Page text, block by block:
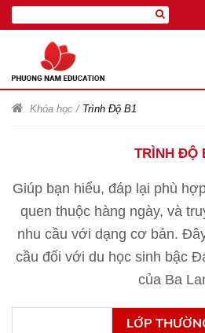
Khóa học / Trình Độ B1
TRÌNH ĐỘ
Giúp bạn hiểu, đáp lại phù
quen thuộc hàng ngày, và
nhu cầu với dạng cơ bản.
cầu đối với du học sinh bậc
của Ba
LỚP